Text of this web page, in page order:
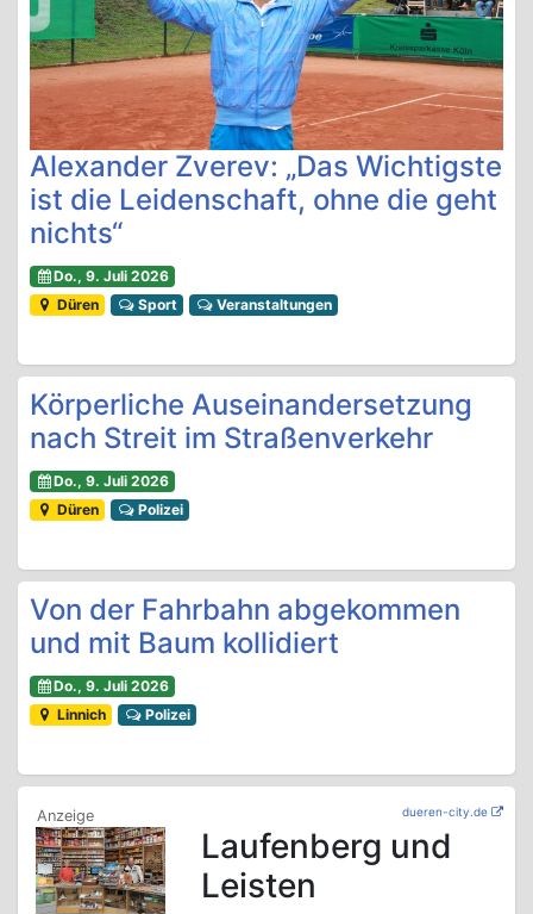
Alexander Zverev: „Das Wichtigste
ist die Leidenschaft, ohne die geht
nichts“
Do., 9. Juli 2026
Düren
Sport Veranstaltungen
Körperliche Auseinandersetzung
nach Streit im Straßenverkehr
Do., 9. Juli 2026
Düren
Polizei
Von der Fahrbahn abgekommen
und mit Baum kollidiert
Do., 9. Juli 2026
Linnich
Polizei
dueren-city.de
Laufenberg und
Leisten